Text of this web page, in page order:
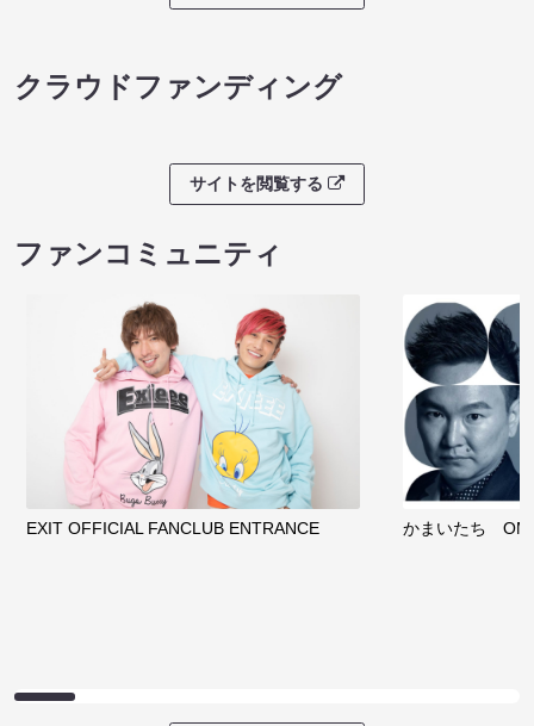
クラウドファンディング
サイトを閲覧する
ファンコミュニティ
EXIT OFFICIAL FANCLUB ENTRANCE かまいたち